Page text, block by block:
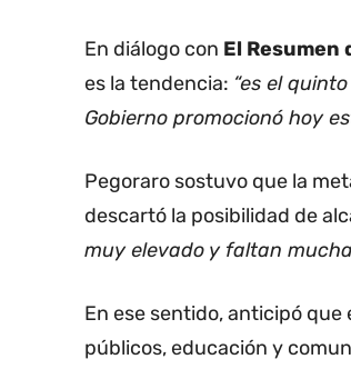
En diálogo con El Resumen
es la tendencia: “es el
Gobierno promocionó hoy
Pegoraro sostuvo que la
descartó la posibilidad de
muy elevado y faltan
En ese sentido, anticipó
públicos, educación y